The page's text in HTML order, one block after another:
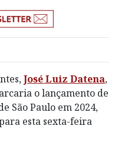
José Luiz Datena,
o lançamento de
São Paulo em 2024,
esta sexta-feira